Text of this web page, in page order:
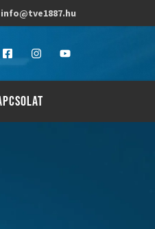
info@tve1887.hu